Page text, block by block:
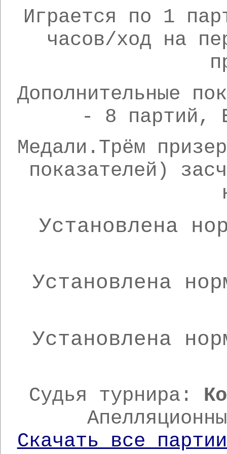
Играется по 1
часов/ход на
Дополнительные
- 8 партий,
Медали.Трём
показателей)
Установлена
Установлена
Установлена
Судья турнира:
Скачать все